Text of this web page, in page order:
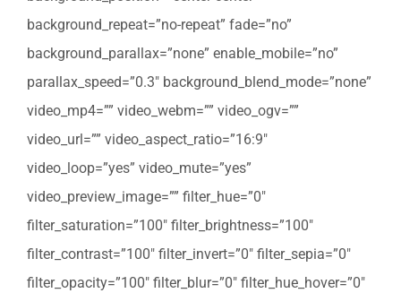
background_repeat=”no-repeat” fade=”no”
background_parallax=”none” enable_mobile=”no”
parallax_speed=”0.3″ background_blend_mode=”none”
video_mp4=”” video_webm=”” video_ogv=””
video_url=”” video_aspect_ratio=”16:9″
video_loop=”yes” video_mute=”yes”
video_preview_image=”” filter_hue=”0″
filter_saturation=”100″ filter_brightness=”100″
filter_contrast=”100″ filter_invert=”0″ filter_sepia=”0″
filter_opacity=”100″ filter_blur=”0″ filter_hue_hover=”0″